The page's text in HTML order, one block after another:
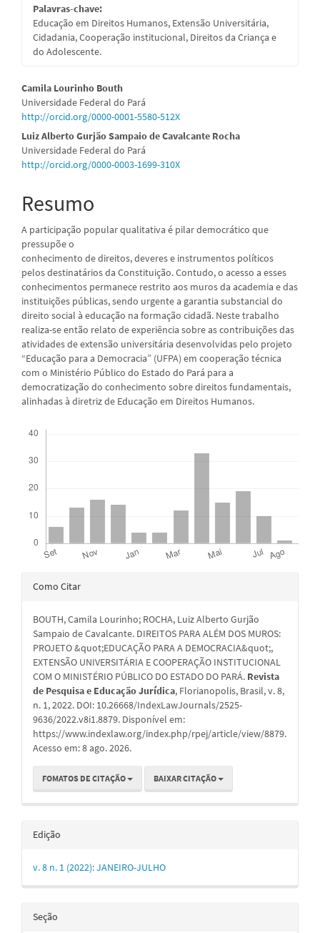
Palavras-chave:
Educação em Direitos Humanos, Extensão Universitária,
Cidadania, Cooperação institucional, Direitos da Criança e
do Adolescente.
Conteúdo
do
artigo
principal
Camila Lourinho Bouth
Universidade Federal do Pará
http://orcid.org/0000-0001-5580-512X
Luiz Alberto Gurjão Sampaio de Cavalcante Rocha
Universidade Federal do Pará
http://orcid.org/0000-0003-1699-310X
Resumo
A participação popular qualitativa é pilar democrático que
pressupõe o
conhecimento de direitos, deveres e instrumentos políticos
pelos destinatários da Constituição. Contudo, o acesso a esses
conhecimentos permanece restrito aos muros da academia e das
instituições públicas, sendo urgente a garantia substancial do
direito social à educação na formação cidadã. Neste trabalho
realiza-se então relato de experiência sobre as contribuições das
atividades de extensão universitária desenvolvidas pelo projeto
“Educação para a Democracia” (UFPA) em cooperação técnica
com o Ministério Público do Estado do Pará para a
democratização do conhecimento sobre direitos fundamentais,
alinhadas à diretriz de Educação em Direitos Humanos.
Detalhes
artigo
Como Citar
BOUTH, Camila Lourinho; ROCHA, Luiz Alberto Gurjão
Sampaio de Cavalcante. DIREITOS PARA ALÉM DOS MUROS:
PROJETO &quot;EDUCAÇÃO PARA A DEMOCRACIA&quot;,
EXTENSÃO UNIVERSITÁRIA E COOPERAÇÃO INSTITUCIONAL
COM O MINISTÉRIO PÚBLICO DO ESTADO DO PARÁ. Revista
de Pesquisa e Educação Jurídica, Florianopolis, Brasil, v. 8,
n. 1, 2022. DOI: 10.26668/IndexLawJournals/2525-
9636/2022.v8i1.8879. Disponível em:
https://www.indexlaw.org/index.php/rpej/article/view/8879.
Acesso em: 8 ago. 2026.
FOMATOS DE CITAÇÃO BAIXAR CITAÇÃO
Edição
v. 8 n. 1 (2022): JANEIRO-JULHO
Seção